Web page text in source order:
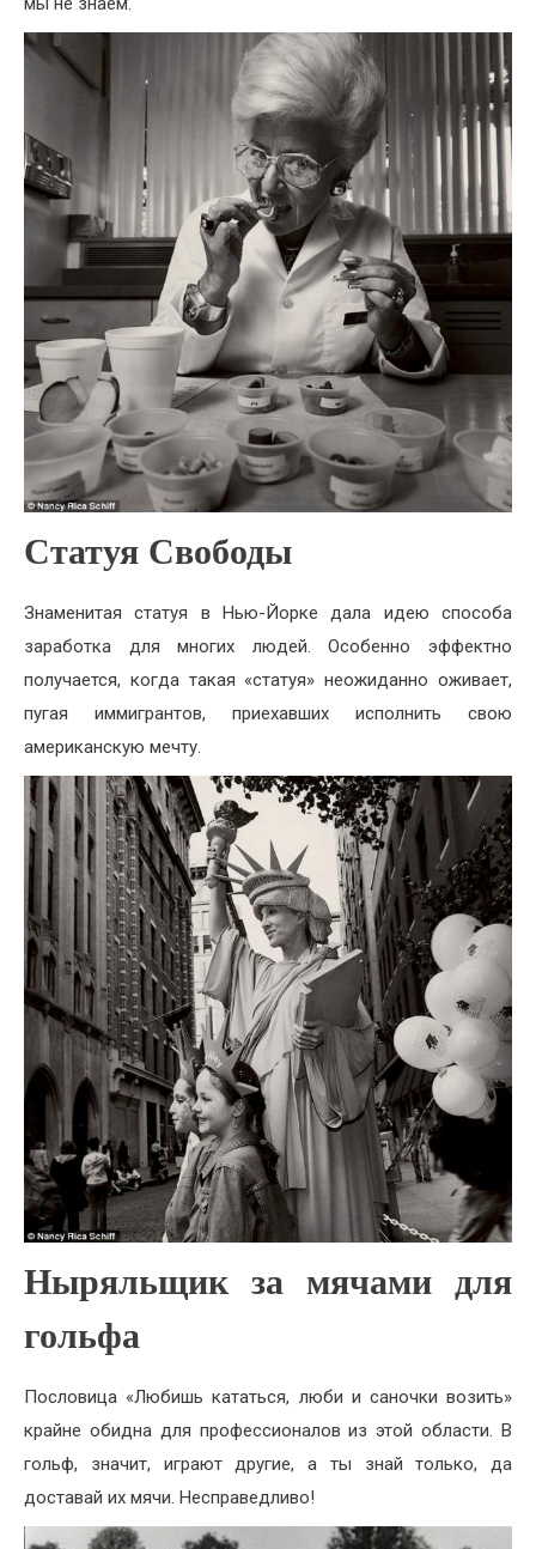
Статуя Свободы
Знаменитая статуя в Нью-Йорке дала идею способа
заработка для многих людей. Особенно эффектно
получается, когда такая «статуя» неожиданно оживает,
пугая иммигрантов, приехавших исполнить свою
американскую мечту.
Ныряльщик за мячами для
гольфа
Пословица «Любишь кататься, люби и саночки возить»
крайне обидна для профессионалов из этой области. В
гольф, значит, играют другие, а ты знай только, да
доставай их мячи. Несправедливо!